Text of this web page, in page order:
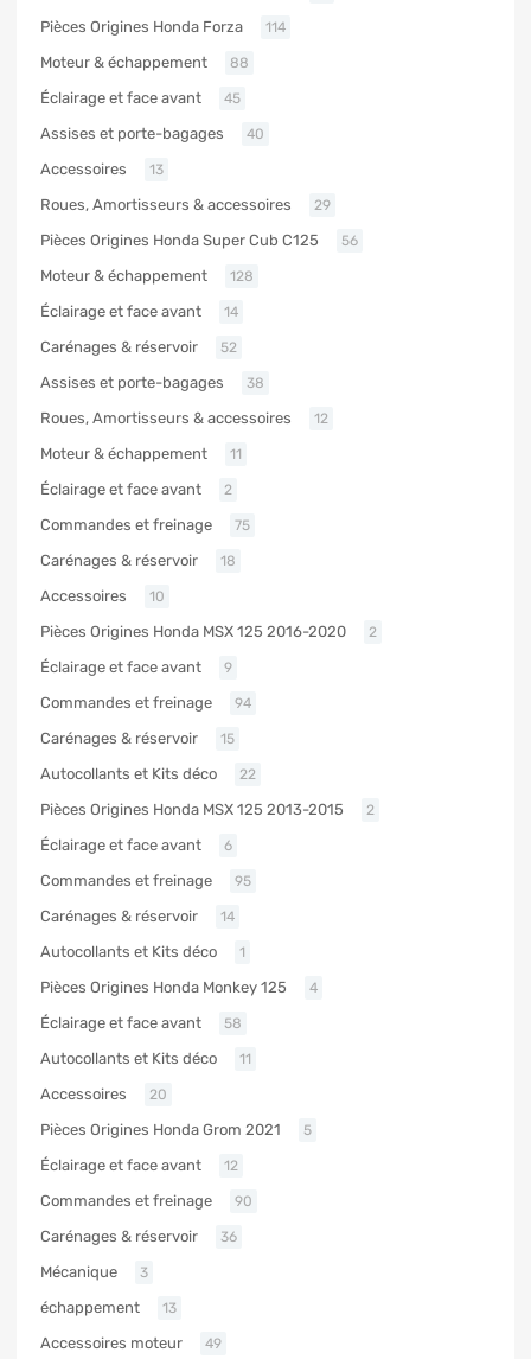
Pièces Origines Honda Forza 114
Moteur & échappement 88
Éclairage et face avant 45
Assises et porte-bagages 40
Accessoires 13
Roues, Amortisseurs & accessoires 29
Pièces Origines Honda Super Cub C125 56
Moteur & échappement 128
Éclairage et face avant 14
Carénages & réservoir 52
Assises et porte-bagages 38
Roues, Amortisseurs & accessoires 12
Moteur & échappement 11
Éclairage et face avant 2
Commandes et freinage 75
Carénages & réservoir 18
Accessoires 10
Pièces Origines Honda MSX 125 2016-2020 2
Éclairage et face avant 9
Commandes et freinage 94
Carénages & réservoir 15
Autocollants et Kits déco 22
Pièces Origines Honda MSX 125 2013-2015 2
Éclairage et face avant 6
Commandes et freinage 95
Carénages & réservoir 14
Autocollants et Kits déco 1
Pièces Origines Honda Monkey 125 4
Éclairage et face avant 58
Autocollants et Kits déco 11
Accessoires 20
Pièces Origines Honda Grom 2021 5
Éclairage et face avant 12
Commandes et freinage 90
Carénages & réservoir 36
Mécanique 3
échappement 13
Accessoires moteur 49